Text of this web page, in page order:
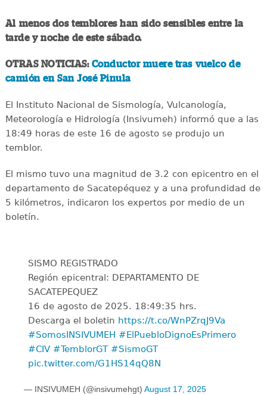
Al menos dos temblores han sido sensibles entre la
tarde y noche de este sábado.
OTRAS NOTICIAS: Conductor muere tras vuelco de
camión en San José Pinula
El Instituto Nacional de Sismología, Vulcanología,
Meteorología e Hidrología (Insivumeh) informó que a las
18:49 horas de este 16 de agosto se produjo un
temblor.
El mismo tuvo una magnitud de 3.2 con epicentro en el
departamento de Sacatepéquez y a una profundidad de
5 kilómetros, indicaron los expertos por medio de un
boletín.
SISMO REGISTRADO
Región epicentral: DEPARTAMENTO DE
SACATEPEQUEZ
16 de agosto de 2025. 18:49:35 hrs.
Descarga el boletin https://t.co/WnPZrqJ9Va
#SomosINSIVUMEH #ElPuebloDignoEsPrimero
#CIV #TemblorGT #SismoGT
pic.twitter.com/G1HS14qQ8N
— INSIVUMEH (@insivumehgt) August 17, 2025